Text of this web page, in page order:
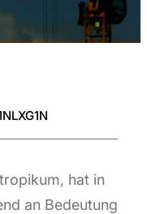
hat in
an Bedeutung